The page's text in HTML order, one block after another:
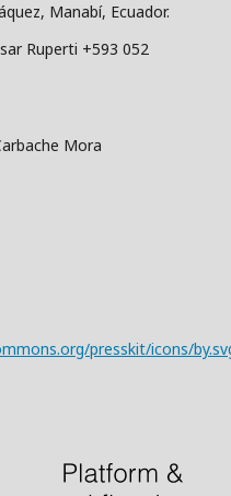
Manabí, Ecuador.
Ruperti +593 052
Mora
presskit/icons/